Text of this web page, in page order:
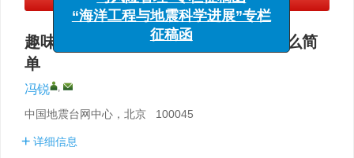
趣味地震学（5）：诱发地震，远非那么简
单
冯锐 ,
中国地震台网中心，北京 100045
详细信息
“海洋工程与地震科学进展”专栏
征稿函